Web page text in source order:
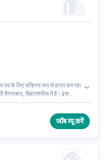
पद के लिए सक्रिय रूप से हायर कर रहा
बैगनाबाद, बिहारशरीफ में है। इस
जॉब व्यू करें